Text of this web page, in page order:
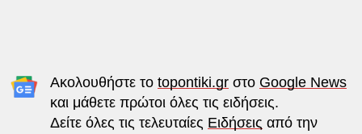
Ακολουθήστε το topontiki.grστο Google News
και μάθετε πρώτοι όλες τις ειδήσεις.
Δείτε όλες τις τελευταίες Ειδήσεις από την